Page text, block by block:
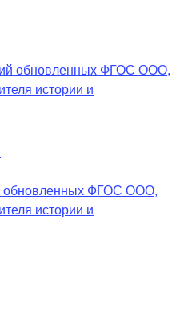
обновленных ФГОС ООО,
истории и